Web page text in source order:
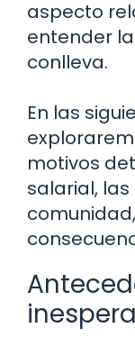
aspecto
entender
conlleva.
En las
motivos
salarial,